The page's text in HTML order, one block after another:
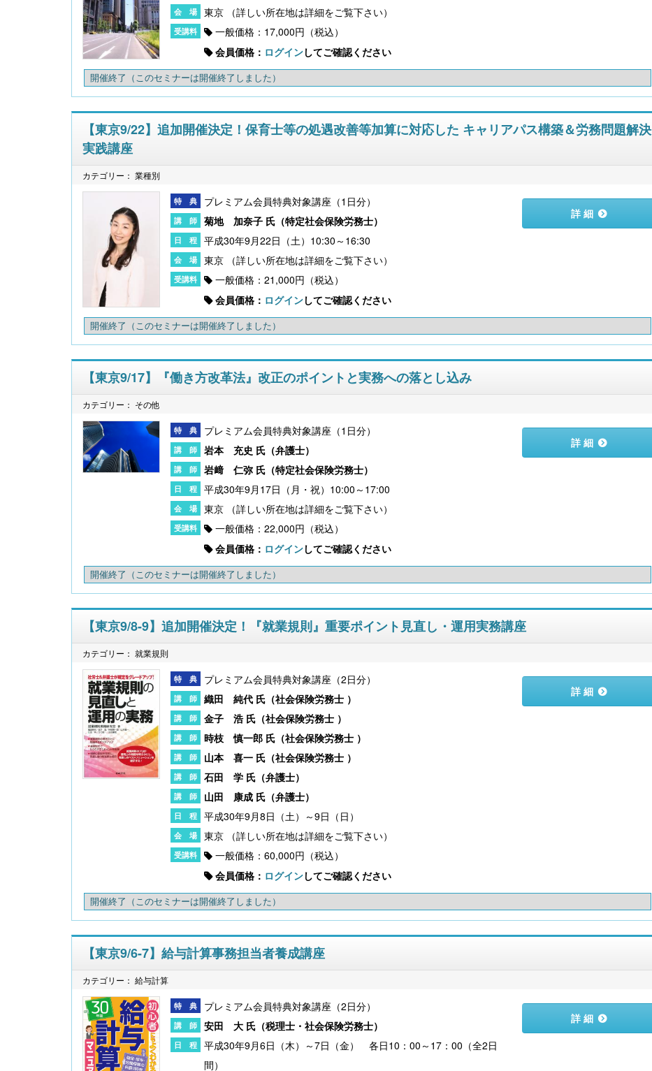
東京
一般価格：17,000円（税込）
会員価格： ログインしてご確認ください
開催終了 （このセミナーは開催終了しました）
【東京9/22】追加開催決定！保育士等の処遇改善等加算に対応した キャリアパス構築＆労務問題解決
実践講座
カテゴリー： 業種別
プレミアム会員特典対象講座（1日分）
菊地 加奈子 氏（特定社会保険労務士）
平成30年9月22日（土）10:30～16:30
東京
一般価格：21,000円（税込）
会員価格： ログインしてご確認ください
詳 細
開催終了 （このセミナーは開催終了しました）
【東京9/17】『働き方改革法』改正のポイントと実務への落とし込み
カテゴリー： その他
プレミアム会員特典対象講座（1日分）
岩本 充史 氏（弁護士）
岩﨑 仁弥 氏（特定社会保険労務士）
平成30年9月17日（月・祝）10:00～17:00
東京
一般価格：22,000円（税込）
会員価格： ログインしてご確認ください
詳 細
開催終了 （このセミナーは開催終了しました）
【東京9/8-9】追加開催決定！『就業規則』重要ポイント見直し・運用実務講座
カテゴリー： 就業規則
プレミアム会員特典対象講座（2日分）
織田 純代 氏（社会保険労務士 ）
金子 浩 氏（社会保険労務士 ）
時枝 慎一郎 氏（社会保険労務士 ）
山本 喜一 氏（社会保険労務士 ）
石田 学 氏（弁護士）
山田 康成 氏（弁護士）
平成30年9月8日（土）～9日（日）
東京
一般価格：60,000円（税込）
会員価格： ログインしてご確認ください
詳 細
開催終了 （このセミナーは開催終了しました）
【東京9/6-7】給与計算事務担当者養成講座
カテゴリー： 給与計算
プレミアム会員特典対象講座（2日分）
安田 大 氏（税理士・社会保険労務士）
平成30年9月6日（木）～7日（金） 各日10：00～17：00（全2日
間）
詳 細